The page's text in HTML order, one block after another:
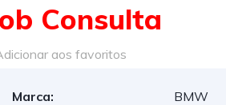
Consulta
aos favoritos
Marca:
BMW